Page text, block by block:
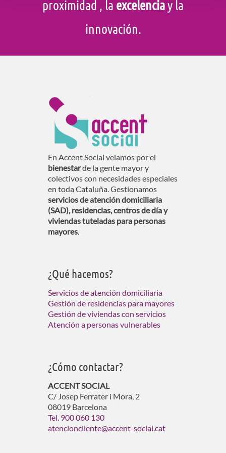
proximidad , la excelenciay la
innovación.
En Accent Social velamos por el
bienestarde la gente mayor y
colectivos con necesidades especiales
en toda Cataluña. Gestionamos
servicios de atención domiciliaria
(SAD), residencias, centros de día y
viviendas tuteladas para personas
mayores.
¿Qué hacemos?
Servicios de atención domiciliaria
Gestión de residencias para mayores
Gestión de viviendas con servicios
Atención a personas vulnerables
¿Cómo contactar?
ACCENT SOCIAL
C/ Josep Ferrater i Mora, 2
08019 Barcelona
Tel. 900 060 130
atencioncliente@accent-social.cat